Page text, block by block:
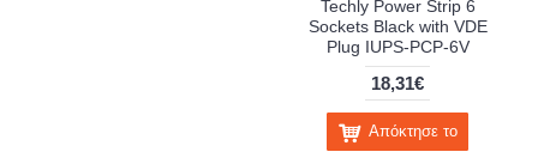
Techly Power Strip 6
Sockets Black with VDE
Plug IUPS-PCP-6V
18,31€
Απόκτησε το